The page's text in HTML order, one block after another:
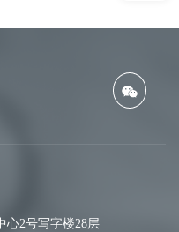
心2号写字楼28层